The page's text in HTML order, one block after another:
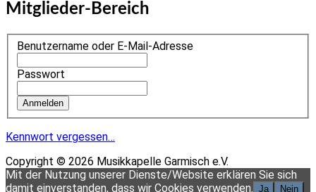
Mitglieder-Bereich
Benutzername oder E-Mail-Adresse
Passwort
Kennwort vergessen…
Copyright © 2026 Musikkapelle Garmisch e.V.
Scroll
Up
Mit der Nutzung unserer Dienste/Website erklären Sie sich
damit einverstanden, dass wir Cookies verwenden. Ja Nein